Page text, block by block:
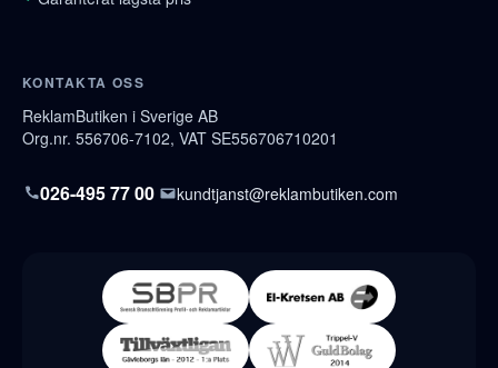
KONTAKTA OSS
ReklamButiken i Sverige AB
Org.nr. 556706-7102, VAT SE556706710201
026-495 77 00 kundtjanst@reklambutiken.com